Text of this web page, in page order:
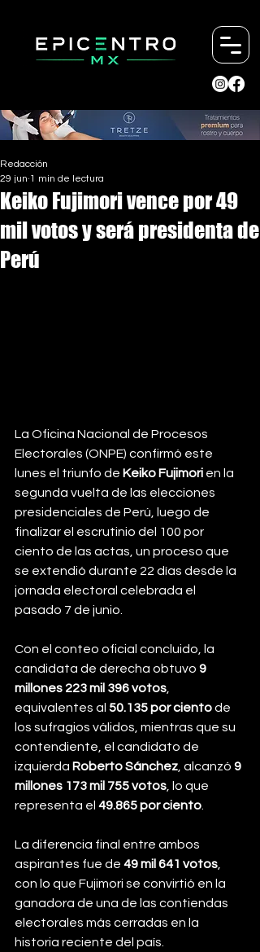
Keiko Fujimori vence por 49
mil votos y será presidenta de
Perú
Redacción
29 jun 1 min de lectura
La Oficina Nacional de Procesos
Electorales (ONPE) confirmó este
lunes el triunfo de Keiko Fujimori en la
segunda vuelta de las elecciones
presidenciales de Perú, luego de
finalizar el escrutinio del 100 por
ciento de las actas, un proceso que
se extendió durante 22 días desde la
jornada electoral celebrada el
pasado 7 de junio.
Con el conteo oficial concluido, la
candidata de derecha obtuvo 9
millones 223 mil 396 votos
equivalentes al 50.135 por ciento de
los sufragios válidos, mientras que su
contendiente, el candidato de
izquierda Roberto Sánchez , alcanzó 9
millones 173 mil 755 votos , lo que
representa el 49.865 por ciento
La diferencia final entre ambos
aspirantes fue de 49 mil 641 votos
con lo que Fujimori se convirtió en la
ganadora de una de las contiendas
electorales más cerradas en la
historia reciente del país.